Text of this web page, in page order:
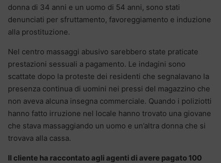
donna di 34 anni e un uomo di 54 anni, sono stati
denunciati per sfruttamento, favoreggiamento e induzione
alla prostituzione.
Nel centro massaggi abusivo sarebbero state praticate
prestazioni sessuali a pagamento. Le indagini sono
scattate dopo la proteste dei residenti che segnalavano la
presenza continua di uomini nei pressi del magazzino che
non aveva alcuna insegna commerciale. Quando i poliziotti
hanno fatto irruzione nel locale hanno trovato una giovane
che stava massaggiando un uomo e un’altra donna che si
trovava alla cassa.
Il cliente ha raccontato agli agenti di avere pagato 100